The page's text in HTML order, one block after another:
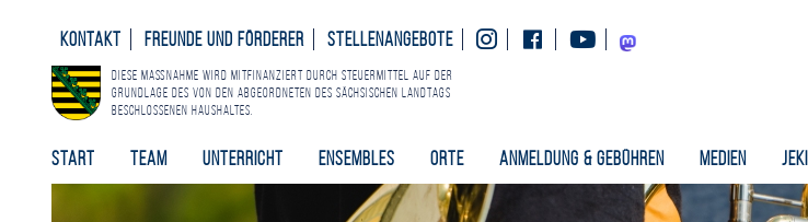
Kontakt Freunde und Förderer Stellenangebote InstagramFacebookYoutubeMastodon
Diese Maßnahme wird mitfinanziert durch Steuermittel auf der
Grundlage des von den Abgeordneten des Sächsischen Landtags
beschlossenen Haushaltes.
Start Team Unterricht Ensembles Orte Anmeldung & Gebühren Medien Jeki